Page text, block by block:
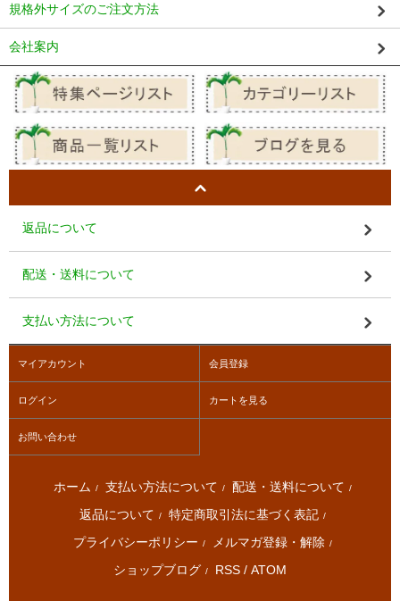
規格外サイズのご注文方法
会社案内
返品について
配送・送料について
支払い方法について
マイアカウント 会員登録
ログイン カートを見る
お問い合わせ
ホーム / 支払い方法について / 配送・送料について /
返品について / 特定商取引法に基づく表記 /
プライバシーポリシー / メルマガ登録・解除 /
ショップブログ / RSS / ATOM